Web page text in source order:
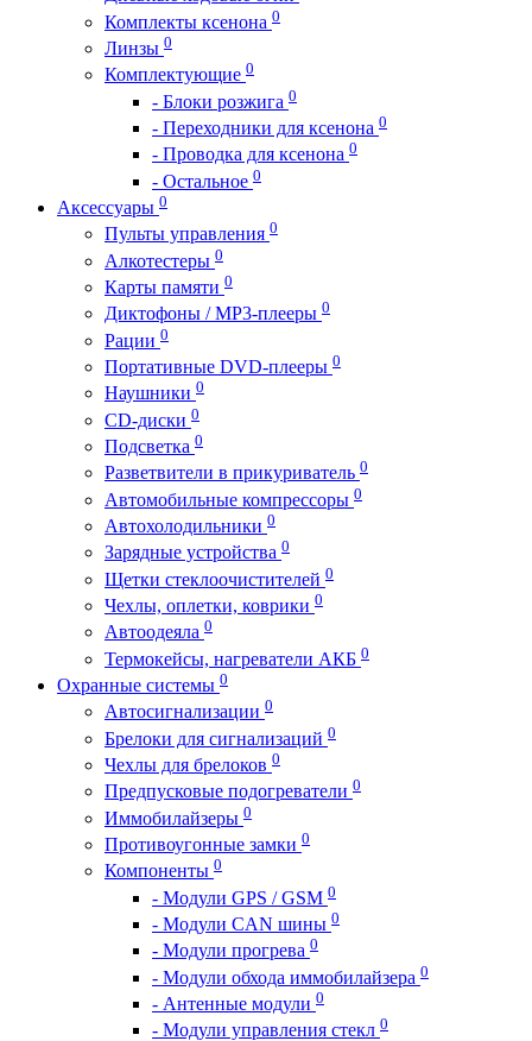
Комплекты ксенона 0
Линзы 0
Комплектующие 0
- Блоки розжига 0
- Переходники для ксенона 0
- Проводка для ксенона 0
- Остальное 0
Аксессуары 0
Пульты управления 0
Алкотестеры 0
Карты памяти 0
Диктофоны / MP3-плееры 0
Рации 0
Портативные DVD-плееры 0
Наушники 0
CD-диски 0
Подсветка 0
Разветвители в прикуриватель 0
Автомобильные компрессоры 0
Автохолодильники 0
Зарядные устройства 0
Щетки стеклоочистителей 0
Чехлы, оплетки, коврики 0
Автоодеяла 0
Термокейсы, нагреватели АКБ 0
Охранные системы 0
Автосигнализации 0
Брелоки для сигнализаций 0
Чехлы для брелоков 0
Предпусковые подогреватели 0
Иммобилайзеры 0
Противоугонные замки 0
Компоненты 0
- Модули GPS / GSM 0
- Модули CAN шины 0
- Модули прогрева 0
- Модули обхода иммобилайзера 0
- Антенные модули 0
- Модули управления стекл 0